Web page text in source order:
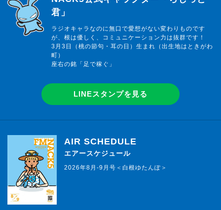
君」
ラジオキャラなのに無口で愛想がない変わりものです
が、根は優しく、コミュニケーション力は抜群です！
3月3日（桃の節句・耳の日）生まれ（出生地はときがわ
町）
座右の銘「足で稼ぐ」
LINEスタンプを見る
AIR SCHEDULE
エアースケジュール
2026年8月-9月号＜白根ゆたんぽ＞